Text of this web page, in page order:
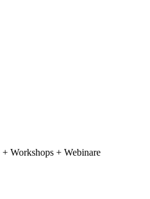
Workshops + Webinare